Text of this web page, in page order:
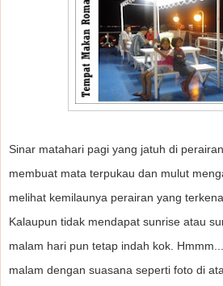
Sinar matahari pagi yang jatuh di
membuat mata terpukau dan mulut
melihat kemilaunya perairan yang
Kalaupun tidak mendapat sunrise atau
malam hari pun tetap indah kok.
malam dengan suasana seperti foto di